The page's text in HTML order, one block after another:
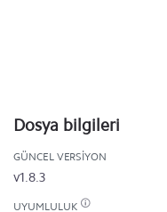
Dosya bilgileri
GÜNCEL VERSIYON
v1.8.3
UYUMLULUK